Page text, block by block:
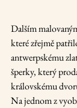
Dalším
které zřejmě
antwerpskému
šperky, který
královskému
Na jednom z